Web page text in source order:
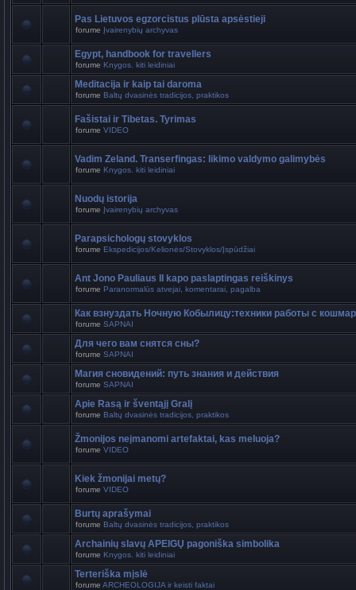
Pas Lietuvos egzorcistus plūsta apsėstieji
forume Įvairenybių archyvas
Egypt, handbook for travellers
forume Knygos. kiti leidiniai
Meditacija ir kaip tai daroma
forume Baltų dvasinės tradicijos, praktikos
Fašistai ir Tibetas. Tyrimas
forume VIDEO
Vadim Zeland. Transerfingas: likimo valdymo galimybės
forume Knygos. kiti leidiniai
Nuodų istorija
forume Įvairenybių archyvas
Parapsichologų stovyklos
forume Ekspedicijos/Kelionės/Stovyklos/Įspūdžiai
Ant Jono Pauliaus II kapo paslaptingas reiškinys
forume Paranormalūs atvejai, komentarai, pagalba
Как взнуздать Ночную Кобылицу:техники работы с
forume SAPNAI
Для чего вам снятся сны?
forume SAPNAI
Магия сновидений: путь знания и действия
forume SAPNAI
Apie Rasą ir šventąjį Gralį
forume Baltų dvasinės tradicijos, praktikos
Žmonijos neįmanomi artefaktai, kas meluoja?
forume VIDEO
Kiek žmonijai metų?
forume VIDEO
Burtų aprašymai
forume Baltų dvasinės tradicijos, praktikos
Archainių slavų APEIGŲ pagoniška simbolika
forume Knygos. kiti leidiniai
Terteriška mįslė
forume ARCHEOLOGIJA ir keisti faktai